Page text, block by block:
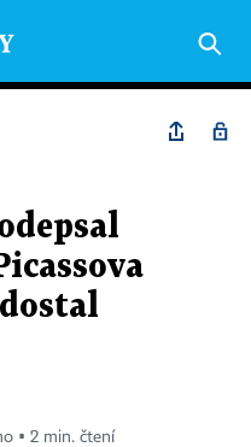
▪ 2 min. čtení